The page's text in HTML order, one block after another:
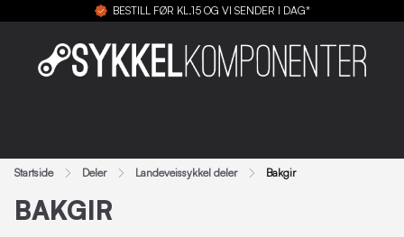
BESTILL FØR KL.15 OG VI SENDER I DAG*
Startside Deler Landeveissykkel deler Bakgir
BAKGIR